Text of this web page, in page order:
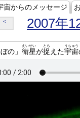
宙からのメッセージ
< 2007年
の」 衛星
えいせい
が捉
とら
えた宇宙
うちゅう